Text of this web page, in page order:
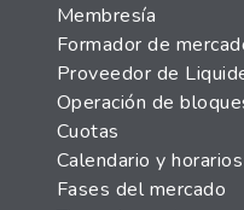
Membresía
Formador de
Proveedor de
Operación de
Cuotas
Calendario y horarios
Fases del mercado